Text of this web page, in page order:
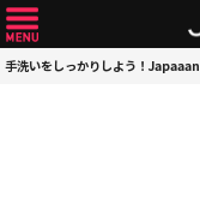
手洗いをしっかりしよう！Japaaan